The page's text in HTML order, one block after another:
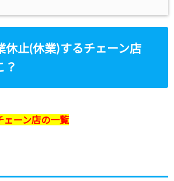
休止(休業)するチェーン店
？
ェーン店の一覧